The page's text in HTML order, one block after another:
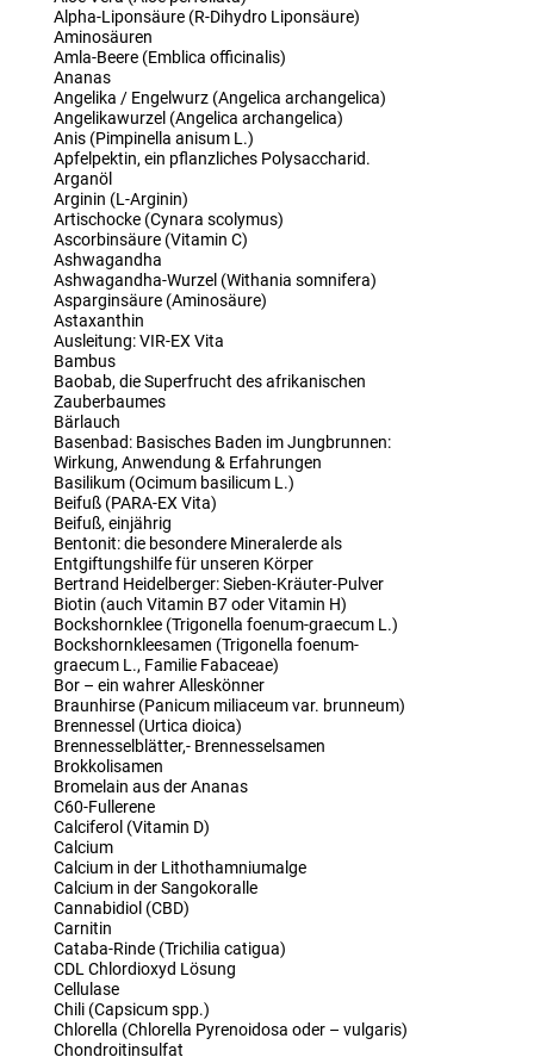
Alpha-Liponsäure (R-Dihydro Liponsäure)
Aminosäuren
Amla-Beere (Emblica officinalis)
Ananas
Angelika / Engelwurz (Angelica archangelica)
Angelikawurzel (Angelica archangelica)
Anis (Pimpinella anisum L.)
Apfelpektin, ein pflanzliches Polysaccharid.
Arganöl
Arginin (L-Arginin)
Artischocke (Cynara scolymus)
Ascorbinsäure (Vitamin C)
Ashwagandha
Ashwagandha-Wurzel (Withania somnifera)
Asparginsäure (Aminosäure)
Astaxanthin
Ausleitung: VIR-EX Vita
Bambus
Baobab, die Superfrucht des afrikanischen
Zauberbaumes
Bärlauch
Basenbad: Basisches Baden im Jungbrunnen:
Wirkung, Anwendung & Erfahrungen
Basilikum (Ocimum basilicum L.)
Beifuß (PARA-EX Vita)
Beifuß, einjährig
Bentonit: die besondere Mineralerde als
Entgiftungshilfe für unseren Körper
Bertrand Heidelberger: Sieben-Kräuter-Pulver
Biotin (auch Vitamin B7 oder Vitamin H)
Bockshornklee (Trigonella foenum-graecum L.)
Bockshornkleesamen (Trigonella foenum-
graecum L., Familie Fabaceae)
Bor – ein wahrer Alleskönner
Braunhirse (Panicum miliaceum var. brunneum)
Brennessel (Urtica dioica)
Brennesselblätter,- Brennesselsamen
Brokkolisamen
Bromelain aus der Ananas
C60-Fullerene
Calciferol (Vitamin D)
Calcium
Calcium in der Lithothamniumalge
Calcium in der Sangokoralle
Cannabidiol (CBD)
Carnitin
Cataba-Rinde (Trichilia catigua)
CDL Chlordioxyd Lösung
Cellulase
Chili (Capsicum spp.)
Chlorella (Chlorella Pyrenoidosa oder – vulgaris)
Chondroitinsulfat